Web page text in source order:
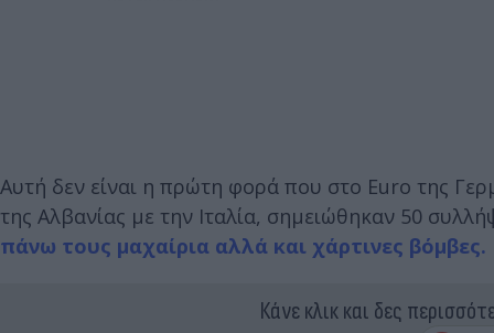
Αυτή δεν είναι η πρώτη φορά που στο Euro της
της Αλβανίας με την Ιταλία, σημειώθηκαν 50
πάνω τους μαχαίρια αλλά και χάρτινες βόμβες.
Κάνε κλικ και δες